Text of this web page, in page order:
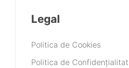
Legal
Politica de Cookies
Politica de